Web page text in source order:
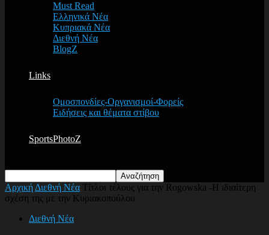
Must Read
Ελληνικά Νέα
Κυπριακά Νέα
Διεθνή Νέα
BlogZ
Links
Ομοσπονδίες-Οργανισμοί-Φορείς
Ειδήσεις και θέματα στίβου
SportsPhotoZ
Αρχική Διεθνή Νέα Τίτλοι τέλους για την Rogowska -Η ιδιαίτερη
σχέση της με την Κυριακοπούλου
Διεθνή Νέα